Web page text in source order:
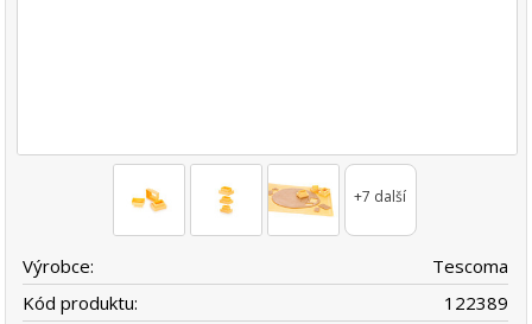
+7 další
Výrobce:
Tescoma
Kód produktu:
122389